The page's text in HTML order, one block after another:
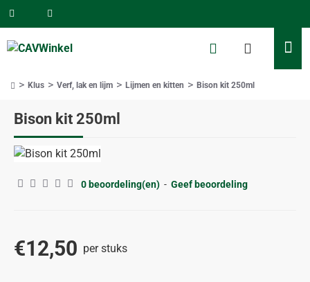
Bison kit 250ml
Klus Verf, lak en lijm Lijmen en kitten Bison kit 250ml
0 beoordeling(en) - Geef beoordeling
€12,50 per stuks